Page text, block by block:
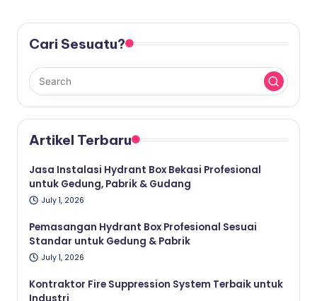
Cari Sesuatu?
Artikel Terbaru
Jasa Instalasi Hydrant Box Bekasi Profesional
untuk Gedung, Pabrik & Gudang
July 1, 2026
Pemasangan Hydrant Box Profesional Sesuai
Standar untuk Gedung & Pabrik
July 1, 2026
Kontraktor Fire Suppression System Terbaik untuk